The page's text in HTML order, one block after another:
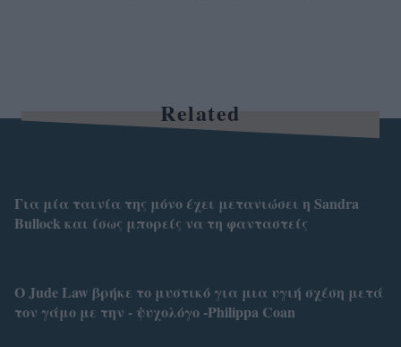
Related
Για μία ταινία της μόνο έχει μετανιώσει η Sandra
Bullock και ίσως μπορείς να τη φανταστείς
Ο Jude Law βρήκε το μυστικό για μια υγιή σχέση μετά
τον γάμο με την - ψυχολόγο -Philippa Coan